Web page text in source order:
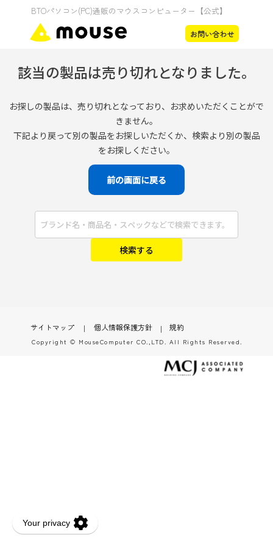
該当の製品は売り切れとなりました。
お探しの製品は、売り切れとなっており、お求めいただくことがで
きません。
下記より戻って別の製品をお探しいただくか、検索より別の製品
をお探しください。
前の画面に戻る